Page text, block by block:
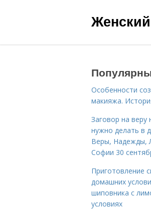
Особенности
макияжа.
Заговор на
нужно делать в
Веры, Надежды,
Софии 30
Приготовление
домашних
шиповника с
условиях